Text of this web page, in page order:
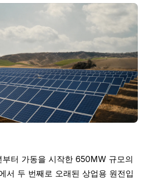
터 가동을 시작한 650MW 규모의
서 두 번째로 오래된 상업용 원전입